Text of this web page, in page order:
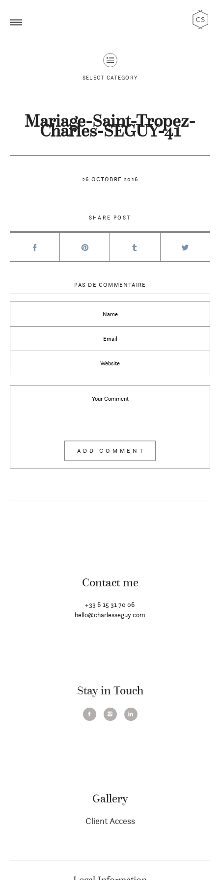
SELECT CATEGORY
26 OCTOBRE 2016
Mariage-Saint-Tropez-
Charles-SEGUY-41
SHARE POST
PAS DE COMMENTAIRE
Contact me
+33 6 15 31 70 06
hello@charlesseguy.com
Stay in Touch
Gallery
Client Access